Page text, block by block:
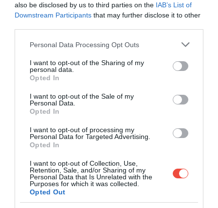
also be disclosed by us to third parties on the IAB’s List of
Downstream Participants that may further disclose it to other
Please note that this website/app uses one or more Google
not limited to your visit or usage behaviour. You may click to
grant or deny consent to Google and its third-party tags to
use your data for below specified purposes in below Google
consent section.
Personal Data Processing Opt Outs
I want to opt-out of the Sharing of my
personal data.
Opted In
I want to opt-out of the Sale of my
Personal Data.
Opted In
I want to opt-out of processing my
Personal Data for Targeted Advertising.
Opted In
I want to opt-out of Collection, Use,
Retention, Sale, and/or Sharing of my
Personal Data that Is Unrelated with the
Purposes for which it was collected.
Opted Out
kitört a káosz a világhírű francia faluban
Dél-Franciaország szívében, a Hérault-szoros